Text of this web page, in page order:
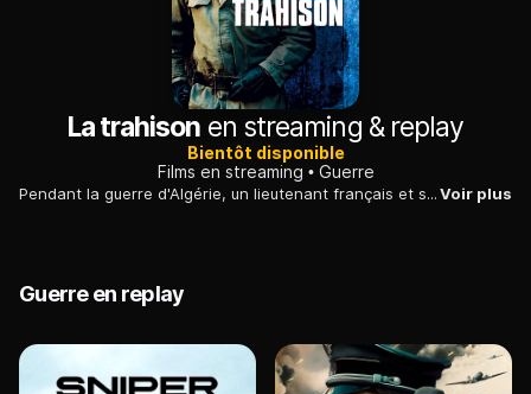
La trahison en streaming & replay
Bientôt disponible
Films en streaming
Guerre
Pendant la guerre d'Algérie, un lieutenant français et ses hommes sont postés dans un village algérien. L'officier soupçonne certains soldats de trahison...Voir plus
Guerre en replay